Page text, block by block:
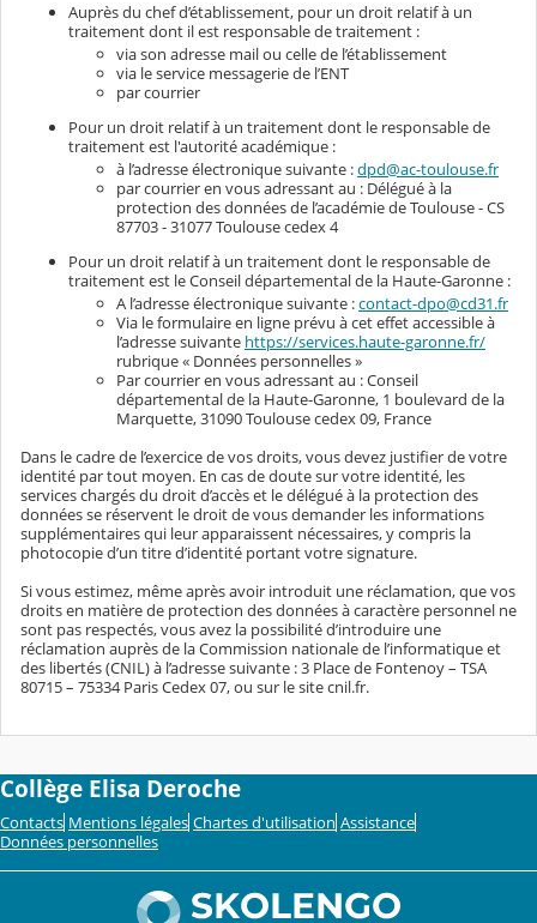
Auprès du chef d’établissement, pour un droit relatif à un
traitement dont il est responsable de traitement :
via son adresse mail ou celle de l’établissement
via le service messagerie de l’ENT
par courrier
Pour un droit relatif à un traitement dont le responsable de
traitement est l'autorité académique :
à l’adresse électronique suivante :dpd@ac-toulouse.fr
par courrier en vous adressant au : Délégué à la
protection des données de l’académie de Toulouse - CS
87703 - 31077 Toulouse cedex 4
Pour un droit relatif à un traitement dont le responsable de
traitement est le Conseil départemental de la Haute-Garonne :
A l’adresse électronique suivante :contact-dpo@cd31.fr
Via le formulaire en ligne prévu à cet effet accessible à
l’adresse suivante https://services.haute-garonne.fr/
rubrique « Données personnelles »
Par courrier en vous adressant au : Conseil
départemental de la Haute-Garonne, 1 boulevard de la
Marquette, 31090 Toulouse cedex 09, France
Dans le cadre de l’exercice de vos droits, vous devez justifier de votre
identité par tout moyen. En cas de doute sur votre identité, les
services chargés du droit d’accès et le délégué à la protection des
données se réservent le droit de vous demander les informations
supplémentaires qui leur apparaissent nécessaires, y compris la
photocopie d’un titre d’identité portant votre signature.
Si vous estimez, même après avoir introduit une réclamation, que vos
droits en matière de protection des données à caractère personnel ne
sont pas respectés, vous avez la possibilité d’introduire une
réclamation auprès de la Commission nationale de l’informatique et
des libertés (CNIL) à l’adresse suivante : 3 Place de Fontenoy – TSA
80715 – 75334 Paris Cedex 07, ou sur le site cnil.fr.
Collège Elisa Deroche
Contacts Mentions légales Chartes d'utilisation Assistance
Données personnelles